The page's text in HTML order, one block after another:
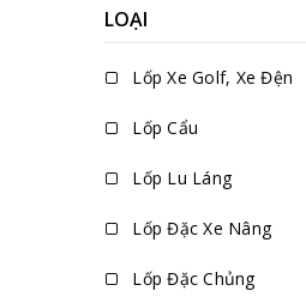
LOẠI
Lốp Xe Golf, Xe Đện
Lốp Cẩu
Lốp Lu Láng
Lốp Đặc Xe Nâng
Lốp Đặc Chủng